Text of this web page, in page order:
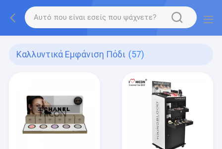
Καλλυντικά Εμφάνιση Πόδι (57)